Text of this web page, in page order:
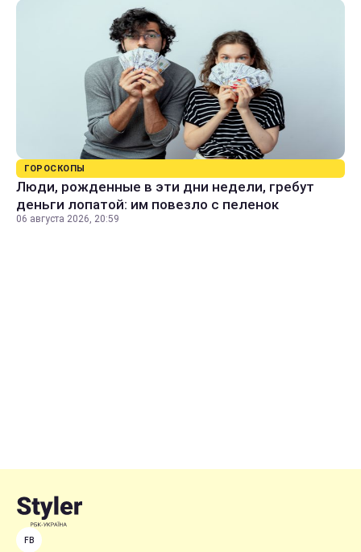
ГОРОСКОПЫ
Люди, рожденные в эти дни недели, гребут
деньги лопатой: им повезло с пеленок
06 августа 2026, 20:59
FB